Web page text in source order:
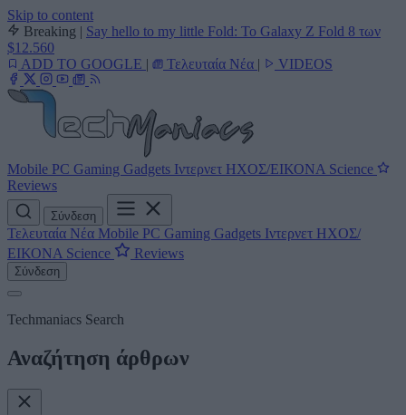
Skip to content
Breaking | Say hello to my little Fold: Το Galaxy Z Fold 8 των
$12.560
ADD TO GOOGLE | Τελευταία Νέα | VIDEOS
Mobile PC Gaming Gadgets Ιντερνετ ΗΧΟΣ/ΕΙΚΟΝΑ Science
Reviews
Σύνδεση
Τελευταία Νέα Mobile PC Gaming Gadgets Ιντερνετ ΗΧΟΣ/
ΕΙΚΟΝΑ Science Reviews
Σύνδεση
Techmaniacs Search
Αναζήτηση άρθρων